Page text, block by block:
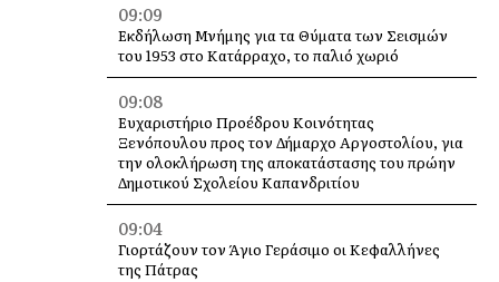
09:09
Εκδήλωση Μνήμης για τα Θύματα των Σεισμών
του 1953 στο Κατάρραχο, το παλιό χωριό
09:08
Ευχαριστήριο Προέδρου Κοινότητας
Ξενόπουλου προς τον Δήμαρχο Αργοστολίου, για
την ολοκλήρωση της αποκατάστασης του πρώην
Δημοτικού Σχολείου Καπανδριτίου
09:04
Γιορτάζουν τον Άγιο Γεράσιμο οι Κεφαλλήνες
της Πάτρας